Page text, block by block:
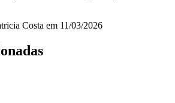
Costa em 11/03/2026